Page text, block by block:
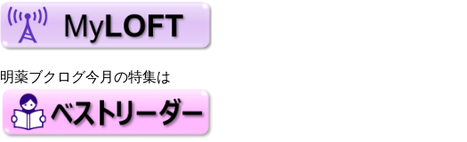
明薬ブクログ今月の特集は